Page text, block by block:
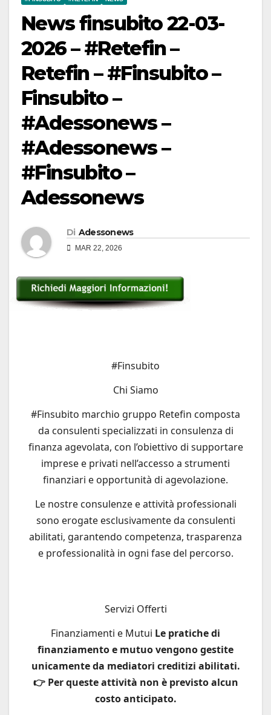
News finsubito 22-03-
2026 – #Retefin –
Retefin – #Finsubito –
Finsubito –
#Adessonews –
#Adessonews –
#Finsubito –
Adessonews
Di Adessonews
MAR 22, 2026
#Finsubito
Chi Siamo
#Finsubito marchio gruppo Retefin composta
da consulenti specializzati in consulenza di
finanza agevolata, con l’obiettivo di supportare
imprese e privati nell’accesso a strumenti
finanziari e opportunità di agevolazione.
Le nostre consulenze e attività professionali
sono erogate esclusivamente da consulenti
abilitati, garantendo competenza, trasparenza
e professionalità in ogni fase del percorso.
Servizi Offerti
Finanziamenti e Mutui Le pratiche di
finanziamento e mutuo vengono gestite
unicamente da mediatori creditizi abilitati.
👉 Per queste attività non è previsto alcun
costo anticipato.